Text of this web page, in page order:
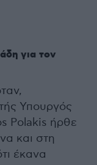
για τον
Υπουργός
Polakis ήρθε
και στη
έκανα